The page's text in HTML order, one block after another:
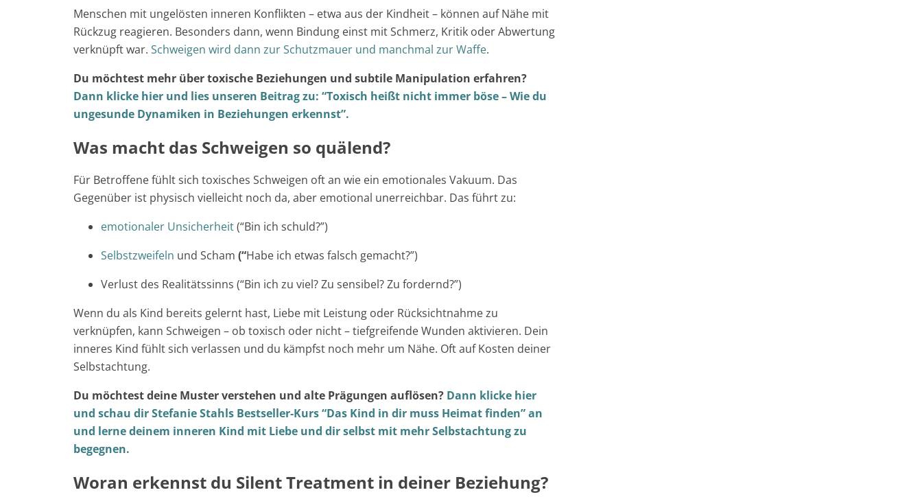
Menschen mit ungelösten inneren Konflikten – etwa aus der Kindheit – können auf Nähe mit
Rückzug reagieren. Besonders dann, wenn Bindung einst mit Schmerz, Kritik oder Abwertung
verknüpft war. Schweigen wird dann zur Schutzmauer und manchmal zur Waffe.
Du möchtest mehr über toxische Beziehungen und subtile Manipulation erfahren?
Dann klicke hier und lies unseren Beitrag zu: “Toxisch heißt nicht immer böse – Wie du
ungesunde Dynamiken in Beziehungen erkennst”.
Was macht das Schweigen so quälend?
Für Betroffene fühlt sich toxisches Schweigen oft an wie ein emotionales Vakuum. Das
Gegenüber ist physisch vielleicht noch da, aber emotional unerreichbar. Das führt zu:
emotionaler Unsicherheit(“Bin ich schuld?”)
Selbstzweifeln und Scham (“Habe ich etwas falsch gemacht?”)
Verlust des Realitätssinns (“Bin ich zu viel? Zu sensibel? Zu fordernd?”)
Wenn du als Kind bereits gelernt hast, Liebe mit Leistung oder Rücksichtnahme zu
verknüpfen, kann Schweigen – ob toxisch oder nicht – tiefgreifende Wunden aktivieren. Dein
inneres Kind fühlt sich verlassen und du kämpfst noch mehr um Nähe. Oft auf Kosten deiner
Selbstachtung.
Du möchtest deine Muster verstehen und alte Prägungen auflösen? Dann klicke hier
und schau dir Stefanie Stahls Bestseller-Kurs “Das Kind in dir muss Heimat finden” an
und lerne deinem inneren Kind mit Liebe und dir selbst mit mehr Selbstachtung zu
begegnen.
Woran erkennst du Silent Treatment in deiner Beziehung?